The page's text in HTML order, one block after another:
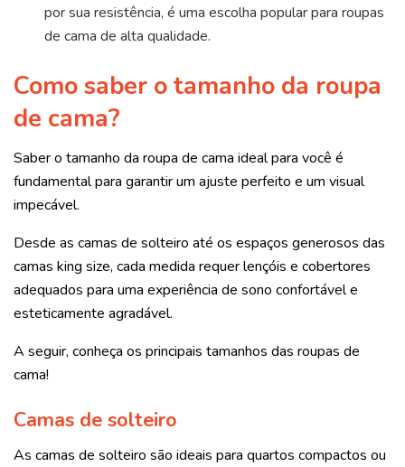
por sua resistência, é uma escolha popular para roupas
de cama de alta qualidade.
Como saber o tamanho da roupa
de cama?
Saber o tamanho da roupa de cama ideal para você é
fundamental para garantir um ajuste perfeito e um visual
impecável.
Desde as camas de solteiro até os espaços generosos das
camas king size, cada medida requer lençóis e cobertores
adequados para uma experiência de sono confortável e
esteticamente agradável.
A seguir, conheça os principais tamanhos das roupas de
cama!
Camas de solteiro
As camas de solteiro são ideais para quartos compactos ou